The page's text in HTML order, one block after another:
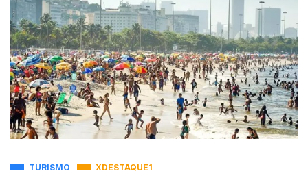
TURISMO XDESTAQUE1